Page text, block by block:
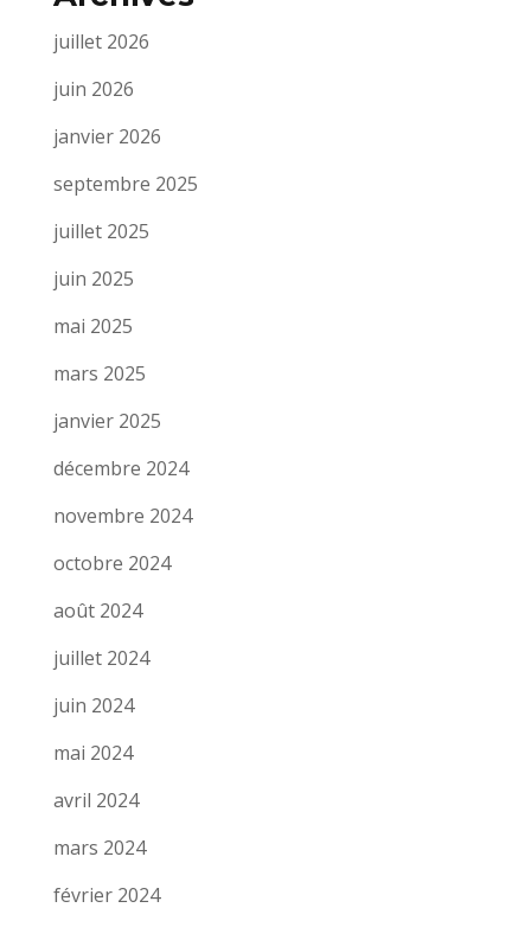
juillet 2026
juin 2026
janvier 2026
septembre 2025
juillet 2025
juin 2025
mai 2025
mars 2025
janvier 2025
décembre 2024
novembre 2024
octobre 2024
août 2024
juillet 2024
juin 2024
mai 2024
avril 2024
mars 2024
février 2024